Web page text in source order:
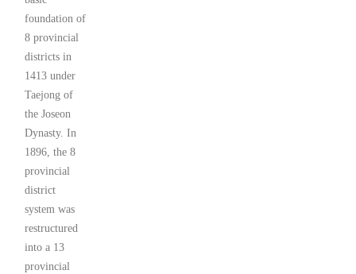
foundation of
8 provincial
districts in
1413 under
Taejong of
the Joseon
Dynasty. In
1896, the 8
provincial
district
system was
restructured
into a 13
provincial